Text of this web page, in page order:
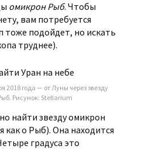
омикрон Рыб. Чтобы
вам потребуется
тоже подойдет, но искать
труднее).
2018 года — от Луны через звезду
Рисунок: Stellarium
найти звезду омикрон
как ο Рыб). Она находится
градуса это